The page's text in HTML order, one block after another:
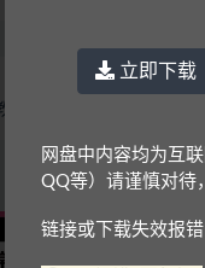
新起点一年级
立即下载
网盘中内容均为互
QQ等）请谨慎对待
链接或下载失效报错